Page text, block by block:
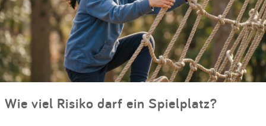
Wie viel Risiko darf ein Spielplatz?